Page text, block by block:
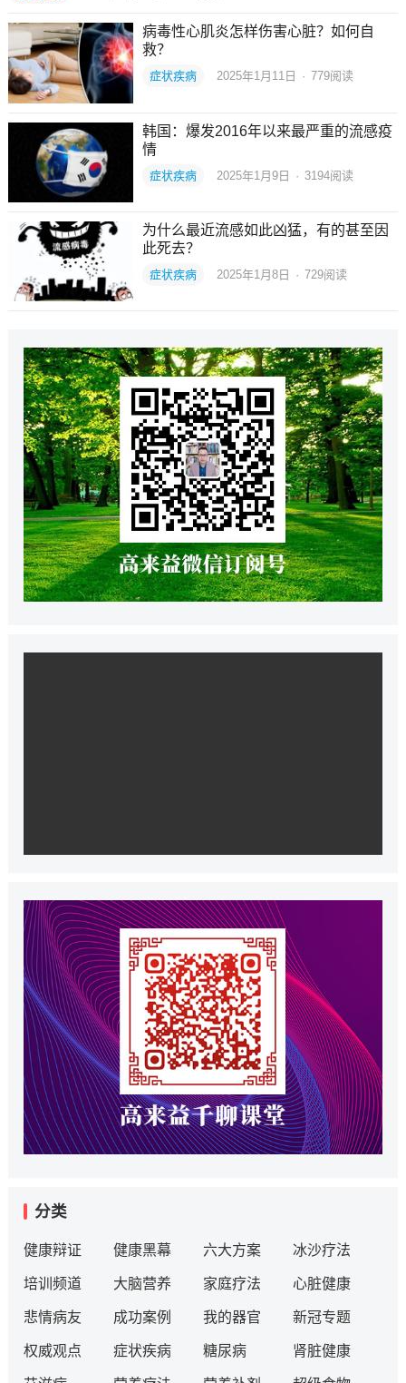
病毒性心肌炎怎样伤害心脏？如何自
救？
症状疾病 2025年1月11日 · 779阅读
韩国：爆发2016年以来最严重的流感疫
情
症状疾病 2025年1月9日 · 3194阅读
为什么最近流感如此凶猛，有的甚至因
此死去？
症状疾病 2025年1月8日 · 729阅读
分类
健康辩证 健康黑幕 六大方案 冰沙疗法
培训频道 大脑营养 家庭疗法 心脏健康
悲情病友 成功案例 我的器官 新冠专题
权威观点 症状疾病 糖尿病 肾脏健康